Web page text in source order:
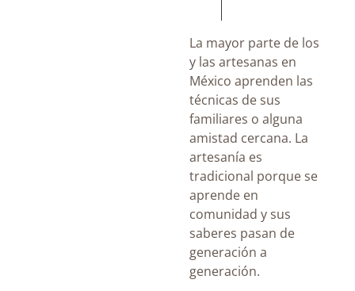
La mayor parte de los
y las artesanas en
México aprenden las
técnicas de sus
familiares o alguna
amistad cercana. La
artesanía es
tradicional porque se
aprende en
comunidad y sus
saberes pasan de
generación a
generación.